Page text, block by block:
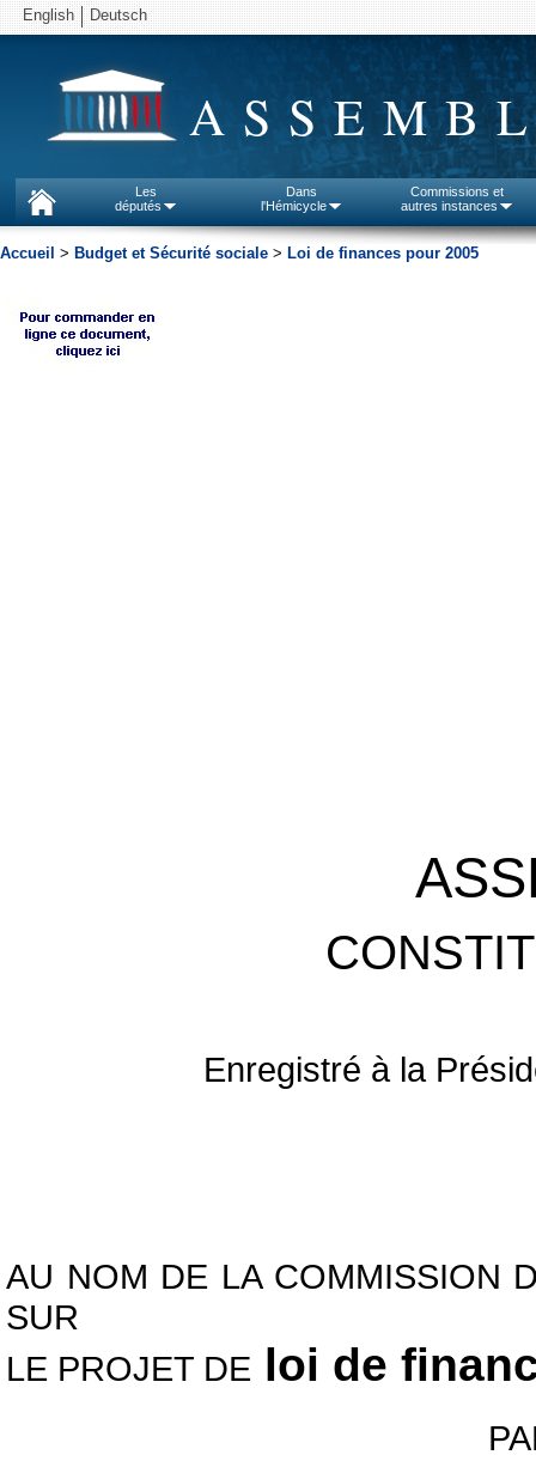
English Deutsch
Les
députés
Dans
l'Hémicycle
Commissions et
autres instances
Accueil > Budget et Sécurité sociale > Loi de finances pour 2005
Enregistré à la
AU NOM DE LA COMMISSION
SUR
LE PROJET DE loi de